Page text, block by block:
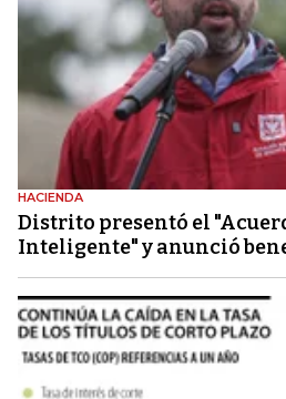
HACIENDA
Distrito presentó el
Inteligente" y anunció